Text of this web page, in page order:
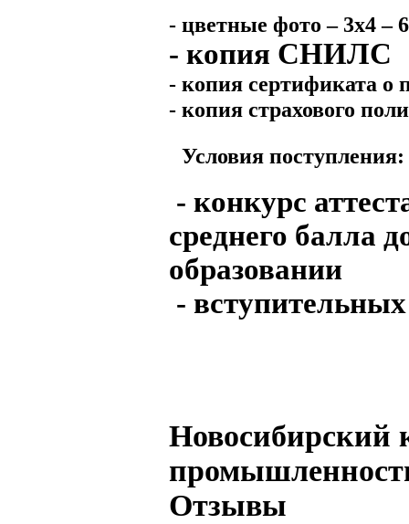
- цветные фото – 3х4 –
- копия СНИЛС
- копия сертификата о
- копия страхового
Условия поступления:
- конкурс
среднего балла
образовании
-
Новосибирский
Отзывы